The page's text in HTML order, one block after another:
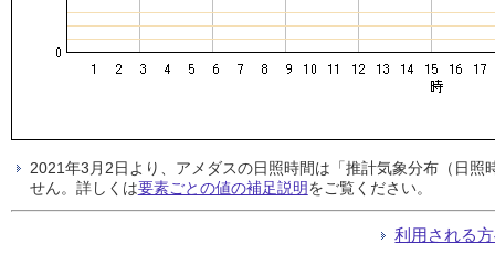
2021年3月2日より、アメダスの日照時間は「推計気象分布（日
せん。詳しくは要素ごとの値の補足説明をご覧ください。
利用される